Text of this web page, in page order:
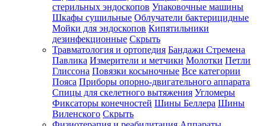
стерильных эндоскопов Упаковочные машины
Шкафы сушильные Облучатели бактерицидные
Мойки для эндоскопов Кипятильники
дезинфекционные Скрыть
Травматология и ортопедия Бандажи Стремена
Павлика Измерители и метчики Молотки Петли
Глиссона Повязки косыночные Все категории
Пояса Приборы опорно-двигательного аппарата
Спицы для скелетного вытяжения Угломеры
Фиксаторы конечностей Шины Беллера Шины
Виленского Скрыть